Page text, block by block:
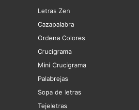
Letras Zen
Cazapalabra
Ordena Colores
Crucigrama
Mini Crucigrama
Palabrejas
Sopa de letras
Tejeletras